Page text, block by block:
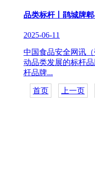
品类标杆丨鹃城牌
2025-06-11
中国食品安全网讯
动品类发展的标杆
杆品牌...
首页 上一页